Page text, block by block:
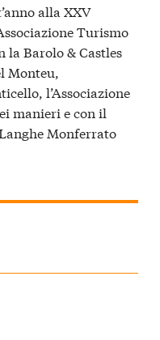
alla XXV
Turismo
la Barolo & Castles
Monteu,
l’Associazione
manieri e con il
Monferrato